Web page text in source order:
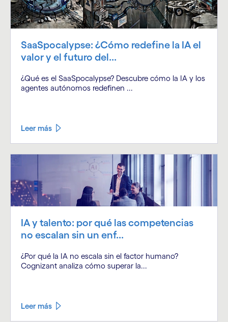
SaaSpocalypse: ¿Cómo redefine la IA el
valor y el futuro del...
¿Qué es el SaaSpocalypse? Descubre cómo la IA y los
agentes autónomos redefinen ...
Leer más
IA y talento: por qué las competencias
no escalan sin un enf...
¿Por qué la IA no escala sin el factor humano?
Cognizant analiza cómo superar la...
Leer más